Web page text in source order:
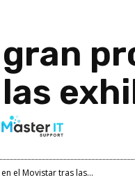
el Movistar tras las...